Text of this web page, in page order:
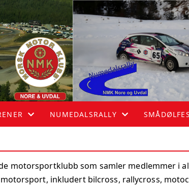
NUMEDALSRALLY
motorsportklubb som samler medlemmer i
inkludert bilcross, rallycross,